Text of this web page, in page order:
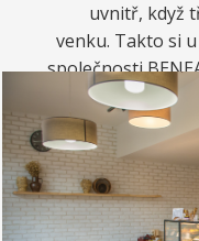
uvnitř, když
venku. Takto si
společnosti
kávou. Nebo